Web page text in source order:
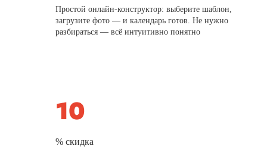
Простой онлайн-конструктор: выберите шаблон,
загрузите фото — и календарь готов. Не нужно
разбираться — всё интуитивно понятно
% скидка